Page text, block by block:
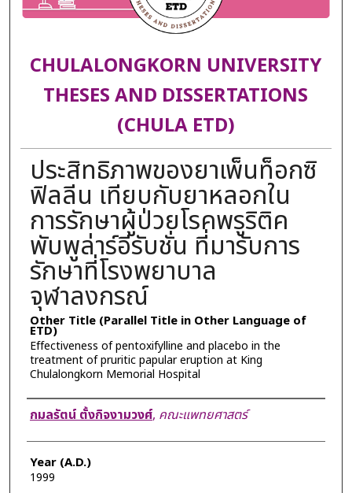
CHULALONGKORN UNIVERSITY
THESES AND DISSERTATIONS
(CHULA ETD)
ประสิทธิภาพของยาเพ็นท็อกซิ
ฟิลลีน เทียบกับยาหลอกใน
การรักษาผู้ป่วยโรคพรูริติค
พับพูล่าร์อีรับชั่น ที่มารับการ
รักษาที่โรงพยาบาล
จุฬาลงกรณ์
Other Title (Parallel Title in Other Language of
ETD)
Effectiveness of pentoxifylline and placebo in the
treatment of pruritic papular eruption at King
Chulalongkorn Memorial Hospital
Author
กมลรัตน์ ตั้งกิจงามวงศ์, คณะแพทยศาสตร์
Year (A.D.)
1999